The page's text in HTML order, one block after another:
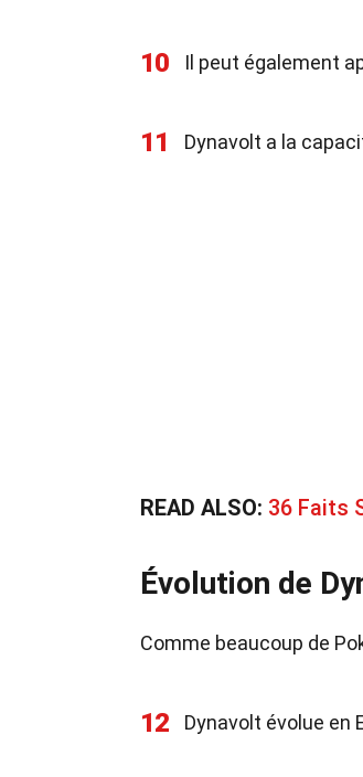
10 Il peut également
11 Dynavolt a la
READ ALSO: 36 Faits
Évolution de
Comme beaucoup de
12 Dynavolt évolue en